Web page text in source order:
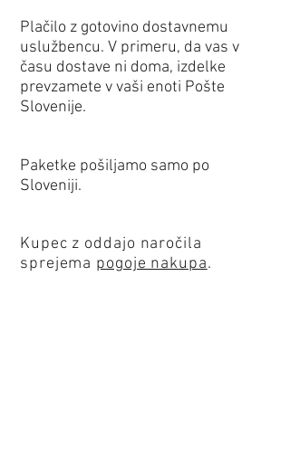
Plačilo z gotovino dostavnemu
uslužbencu. V primeru, da vas v
času dostave ni doma, izdelke
prevzamete v vaši enoti Pošte
Slovenije.
Paketke pošiljamo samo po
Sloveniji.
Kupec z oddajo naročila
sprejema pogoje nakupa.